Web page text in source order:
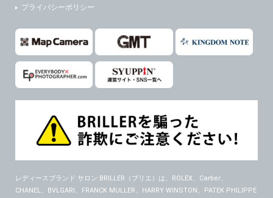
プライバシーポリシー
レディースブランド サロン BRILLER（ブリエ） は、ROLEX、Cartier、
CHANEL、BVLGARI、FRANCK MULLER、HARRY WINSTON、PATEK PHILIPPE